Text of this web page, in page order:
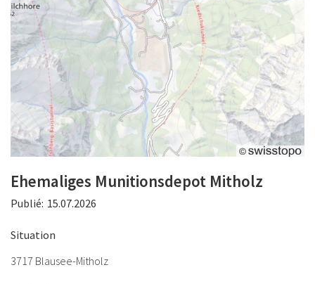
Ehemaliges Munitionsdepot Mitholz
Publié: 15.07.2026
Situation
3717 Blausee-Mitholz